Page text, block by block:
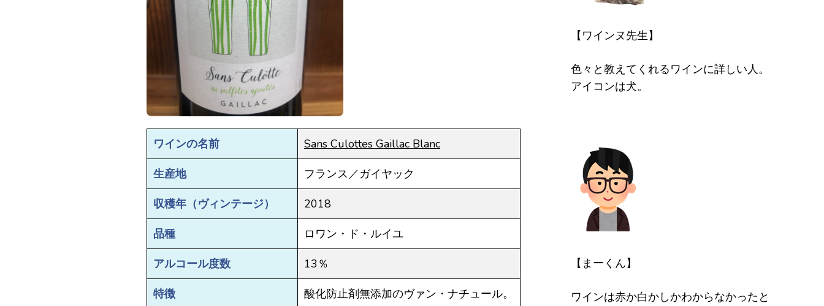
ワインの名前 Sans Culottes Gaillac Blanc
生産地 フランス／ガイヤック
収穫年（ヴィンテージ） 2018
品種 ロワン・ド・ルイユ
アルコール度数 13％
特徴 酸化防止剤無添加のヴァン・ナチュール。
【ワインヌ先生】
色々と教えてくれるワインに詳しい人。
アイコンは犬。
【まーくん】
ワインは赤か白かしかわからなかったと